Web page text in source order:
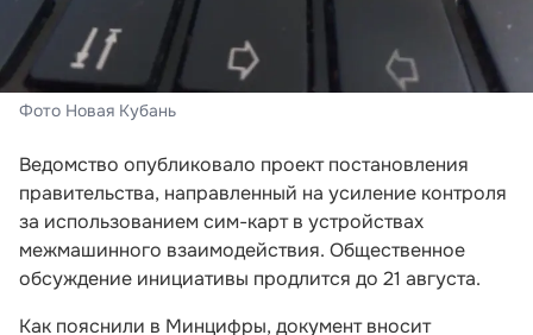
Фото Новая Кубань
Ведомство опубликовало проект постановления
правительства, направленный на усиление контроля
за использованием сим-карт в устройствах
межмашинного взаимодействия. Общественное
обсуждение инициативы продлится до 21 августа.
Как пояснили в Минцифры, документ вносит